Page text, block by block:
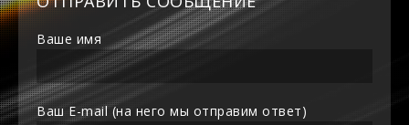
Ваше имя
Ваш E-mail (на него мы отправим ответ)